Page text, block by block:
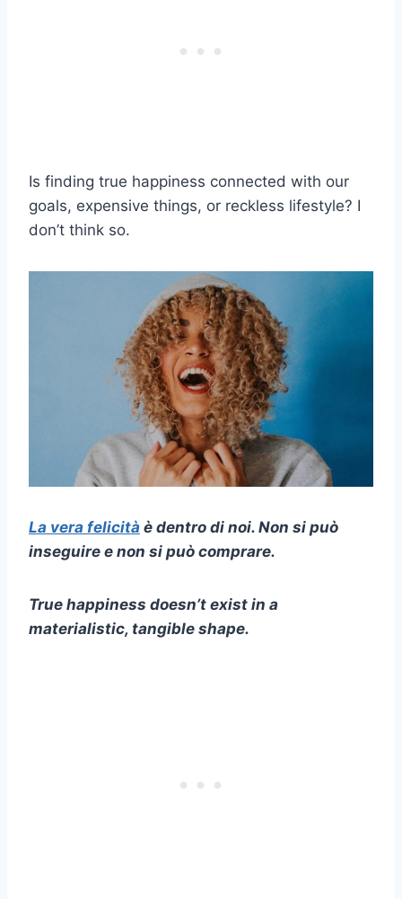
Is finding true happiness connected with our
goals, expensive things, or reckless lifestyle? I
don’t think so.
La vera felicità è dentro di noi. Non si può
inseguire e non si può comprare.
True happiness doesn’t exist in a
materialistic, tangible shape.